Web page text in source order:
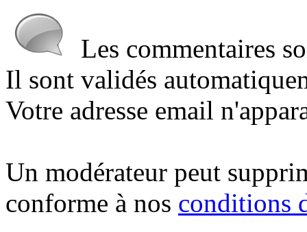
Les commentaires
Il sont validés
Votre adresse email
Un modérateur peut
conforme à nos conditions